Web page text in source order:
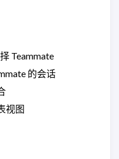
Teammate
的会话
视图